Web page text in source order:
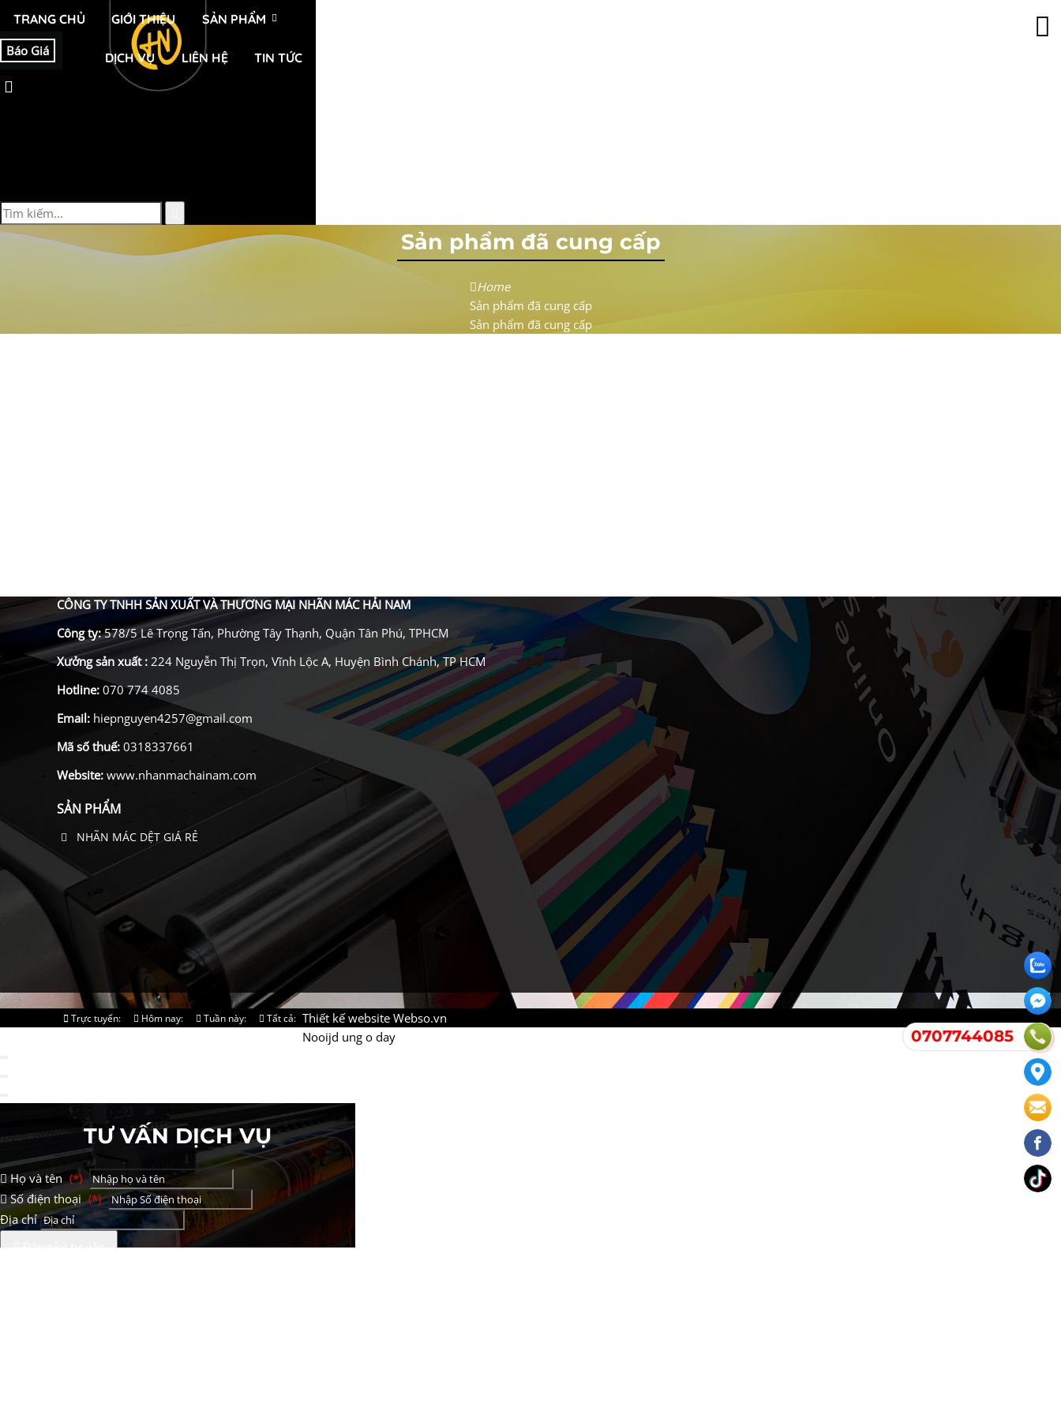
TRANG CHỦ GIỚI THIỆU SẢN PHẨM
DỊCH VỤ LIÊN HỆ TIN TỨC
Báo Giá
Sản phẩm đã cung cấp
Home
Sản phẩm đã cung cấp
Sản phẩm đã cung cấp
CÔNG TY TNHH SẢN XUẤT VÀ THƯƠNG MẠI NHÃN MÁC HẢI NAM
Công ty:578/5 Lê Trọng Tấn, Phường Tây Thạnh, Quận Tân Phú, TPHCM
Xưởng sản xuất : 224 Nguyễn Thị Trọn, Vĩnh Lộc A, Huyện Bình Chánh, TP HCM
Hotline: 070 774 4085
Email: hiepnguyen4257@gmail.com
Mã số thuế: 0318337661
Website: www.nhanmachainam.com
SẢN PHẨM
NHÃN MÁC DỆT GIÁ RẺ
Trực tuyến:
Hôm nay:
Tuần này:
Tất cả: Thiết kế website Webso.vn
0707744085
Nooijd ung o day
TƯ VẤN DỊCH VỤ
Họ và tên (*)
Số điện thoại (*)
Địa chỉ